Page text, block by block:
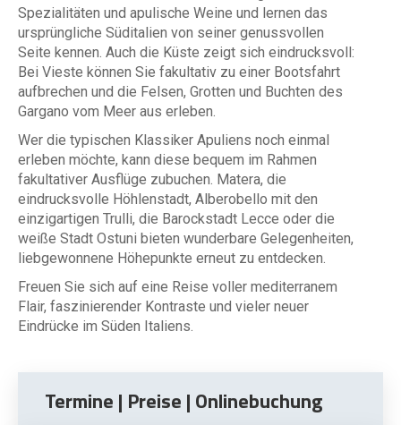
Spezialitäten und apulische Weine und lernen das
ursprüngliche Süditalien von seiner genussvollen
Seite kennen. Auch die Küste zeigt sich eindrucksvoll:
Bei Vieste können Sie fakultativ zu einer Bootsfahrt
aufbrechen und die Felsen, Grotten und Buchten des
Gargano vom Meer aus erleben.
Wer die typischen Klassiker Apuliens noch einmal
erleben möchte, kann diese bequem im Rahmen
fakultativer Ausflüge zubuchen. Matera, die
eindrucksvolle Höhlenstadt, Alberobello mit den
einzigartigen Trulli, die Barockstadt Lecce oder die
weiße Stadt Ostuni bieten wunderbare Gelegenheiten,
liebgewonnene Höhepunkte erneut zu entdecken.
Freuen Sie sich auf eine Reise voller mediterranem
Flair, faszinierender Kontraste und vieler neuer
Eindrücke im Süden Italiens.
Termine | Preise | Onlinebuchung